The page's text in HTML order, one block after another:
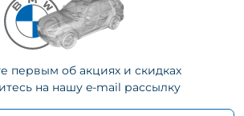
первым об акциях и скидках
на нашу e-mail рассылку